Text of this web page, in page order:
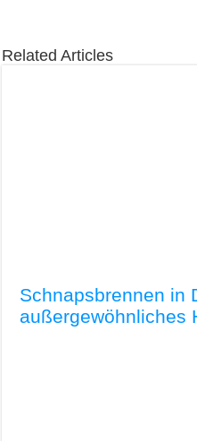
Related Articles
Schnapsbrennen in
außergewöhnliches